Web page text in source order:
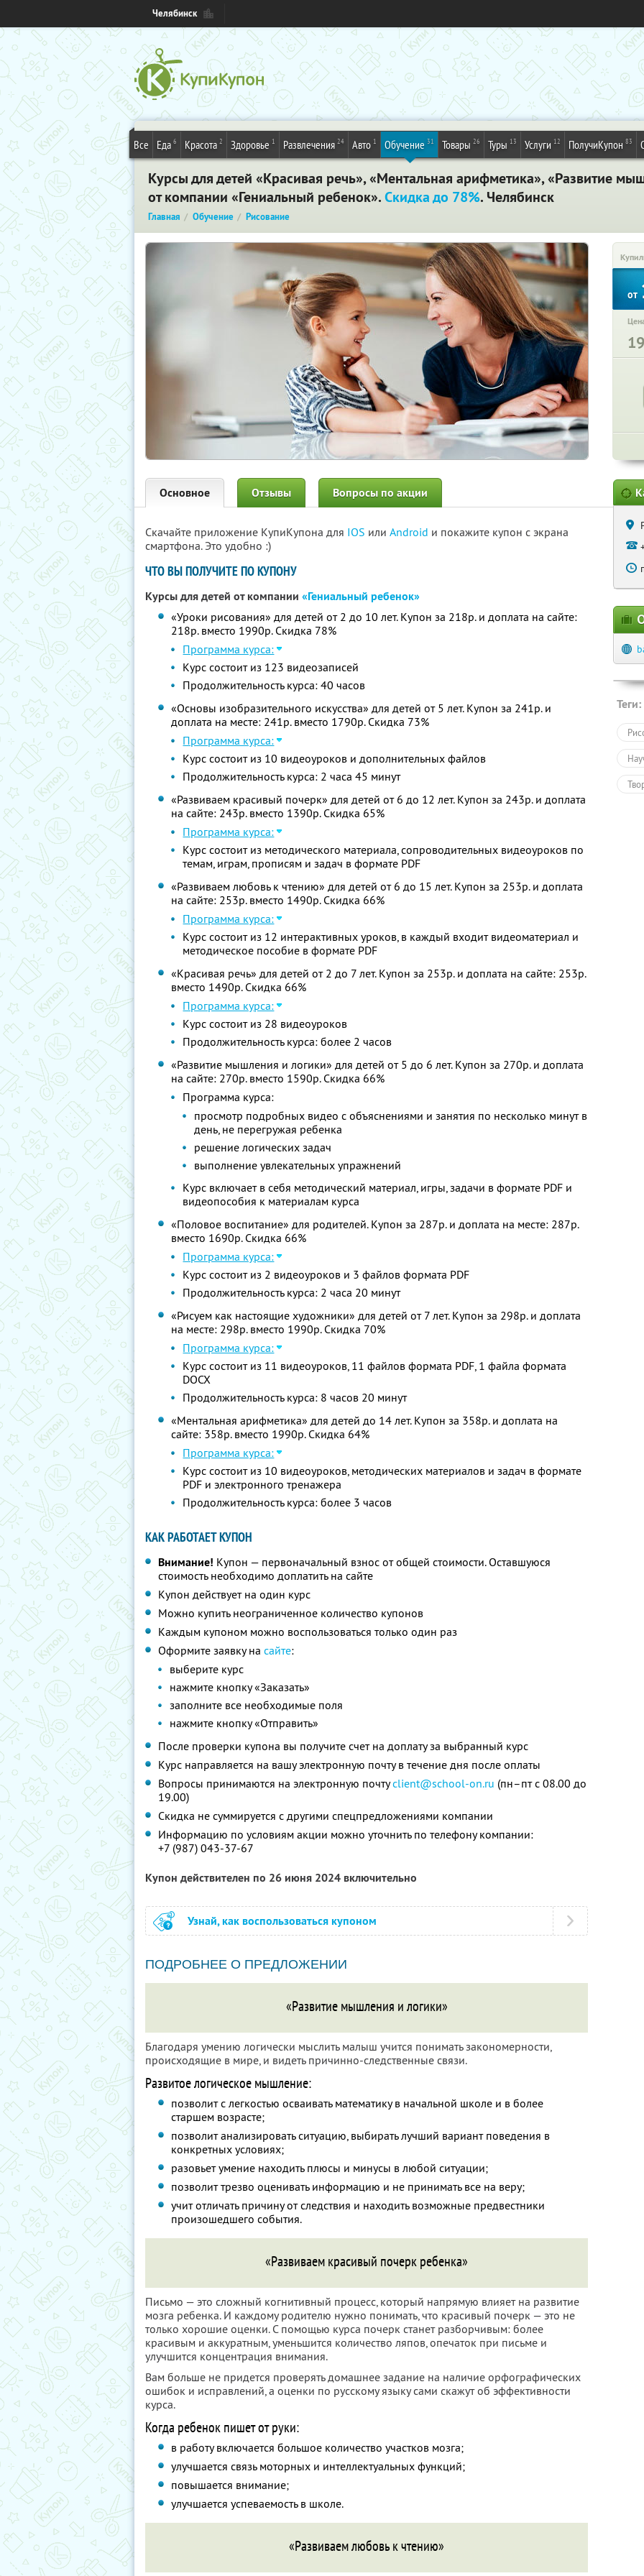
Челябинск
Все Еда 6 Красота 2 Здоровье 1 Развлечения 24 Авто 1 Обучение 31 Товары 26 Туры 13 Услуги 12 ПолучиКупон 83
Курсы для детей «Красивая речь», «Ментальная арифметика», «Развитие
от компании «Гениальный ребенок».Скидка до 78%. Челябинск
Главная Обучение Рисование
от
Основное Отзывы Вопросы по акции
Скачайте приложение КупиКупона для IOS или Android и покажите купон с экрана
смартфона. Это удобно :)
ЧТО ВЫ ПОЛУЧИТЕ ПО КУПОНУ
Курсы для детей от компании «Гениальный ребенок»
«Уроки рисования» для детей от 2 до 10 лет. Купон за 218р. и доплата на сайте:
218р. вместо 1990р. Скидка 78%
Программа курса:
Курс состоит из 123 видеозаписей
Продолжительность курса: 40 часов
«Основы изобразительного искусства» для детей от 5 лет. Купон за 241р. и
доплата на месте: 241р. вместо 1790р. Скидка 73%
Программа курса:
Курс состоит из 10 видеоуроков и дополнительных файлов
Продолжительность курса: 2 часа 45 минут
«Развиваем красивый почерк» для детей от 6 до 12 лет. Купон за 243р. и доплата
на сайте: 243р. вместо 1390р. Скидка 65%
Программа курса:
Курс состоит из методического материала, сопроводительных видеоуроков по
темам, играм, прописям и задач в формате PDF
«Развиваем любовь к чтению» для детей от 6 до 15 лет. Купон за 253р. и доплата
на сайте: 253р. вместо 1490р. Скидка 66%
Программа курса:
Курс состоит из 12 интерактивных уроков, в каждый входит видеоматериал и
методическое пособие в формате PDF
«Красивая речь» для детей от 2 до 7 лет. Купон за 253р. и доплата на сайте: 253р.
вместо 1490р. Скидка 66%
Программа курса:
Курс состоит из 28 видеоуроков
Продолжительность курса: более 2 часов
«Развитие мышления и логики» для детей от 5 до 6 лет. Купон за 270р. и доплата
на сайте: 270р. вместо 1590р. Скидка 66%
Программа курса:
просмотр подробных видео с объяснениями и занятия по несколько минут в
день, не перегружая ребенка
решение логических задач
выполнение увлекательных упражнений
Курс включает в себя методический материал, игры, задачи в формате PDF и
видеопособия к материалам курса
«Половое воспитание» для родителей. Купон за 287р. и доплата на месте: 287р.
вместо 1690р. Скидка 66%
Программа курса:
Курс состоит из 2 видеоуроков и 3 файлов формата PDF
Продолжительность курса: 2 часа 20 минут
«Рисуем как настоящие художники» для детей от 7 лет. Купон за 298р. и доплата
на месте: 298р. вместо 1990р. Скидка 70%
Программа курса:
Курс состоит из 11 видеоуроков, 11 файлов формата PDF, 1 файла формата
DOCX
Продолжительность курса: 8 часов 20 минут
«Ментальная арифметика» для детей до 14 лет. Купон за 358р. и доплата на
сайте: 358р. вместо 1990р. Скидка 64%
Программа курса:
Курс состоит из 10 видеоуроков, методических материалов и задач в формате
PDF и электронного тренажера
Продолжительность курса: более 3 часов
КАК РАБОТАЕТ КУПОН
Внимание! Купон — первоначальный взнос от общей стоимости. Оставшуюся
стоимость необходимо доплатить на сайте
Купон действует на один курс
Можно купить неограниченное количество купонов
Каждым купоном можно воспользоваться только один раз
Оформите заявку на сайте:
выберите курс
нажмите кнопку «Заказать»
заполните все необходимые поля
нажмите кнопку «Отправить»
После проверки купона вы получите счет на доплату за выбранный курс
Курс направляется на вашу электронную почту в течение дня после оплаты
Вопросы принимаются на электронную почтуclient@school-on.ru (пн–пт с 08.00 до
19.00)
Скидка не суммируется с другими спецпредложениями компании
Информацию по условиям акции можно уточнить по телефону компании:
+7 (987) 043-37-67
Купон действителен по 26 июня 2024 включительно
Узнай, как воспользоваться купоном
ПОДРОБНЕЕ О ПРЕДЛОЖЕНИИ
«Развитие мышления и логики»
Благодаря умению логически мыслить малыш учится понимать закономерности,
происходящие в мире, и видеть причинно-следственные связи.
Развитое логическое мышление:
позволит с легкостью осваивать математику в начальной школе и в более
старшем возрасте;
позволит анализировать ситуацию, выбирать лучший вариант поведения в
конкретных условиях;
разовьет умение находить плюсы и минусы в любой ситуации;
позволит трезво оценивать информацию и не принимать все на веру;
учит отличать причину от следствия и находить возможные предвестники
произошедшего события.
«Развиваем красивый почерк ребенка»
Письмо — это сложный когнитивный процесс, который напрямую влияет на развитие
мозга ребенка. И каждому родителю нужно понимать, что красивый почерк — это не
только хорошие оценки. С помощью курса почерк станет разборчивым: более
красивым и аккуратным, уменьшится количество ляпов, опечаток при письме и
улучшится концентрация внимания.
Вам больше не придется проверять домашнее задание на наличие орфографических
ошибок и исправлений, а оценки по русскому языку сами скажут об эффективности
курса.
Когда ребенок пишет от руки:
в работу включается большое количество участков мозга;
улучшается связь моторных и интеллектуальных функций;
повышается внимание;
улучшается успеваемость в школе.
«Развиваем любовь к чтению»
Теги: